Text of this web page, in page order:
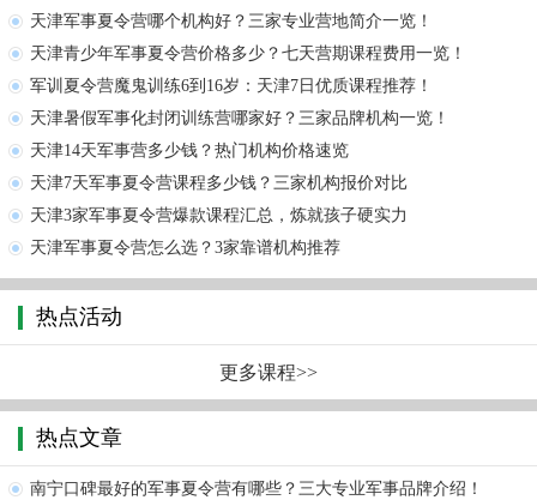
天津军事夏令营哪个机构好？三家专业营地简介一览！
天津青少年军事夏令营价格多少？七天营期课程费用一览！
军训夏令营魔鬼训练6到16岁：天津7日优质课程推荐！
天津暑假军事化封闭训练营哪家好？三家品牌机构一览！
天津14天军事营多少钱？热门机构价格速览
天津7天军事夏令营课程多少钱？三家机构报价对比
天津3家军事夏令营爆款课程汇总，炼就孩子硬实力
天津军事夏令营怎么选？3家靠谱机构推荐
热点活动
更多课程>>
热点文章
南宁口碑最好的军事夏令营有哪些？三大专业军事品牌介绍！